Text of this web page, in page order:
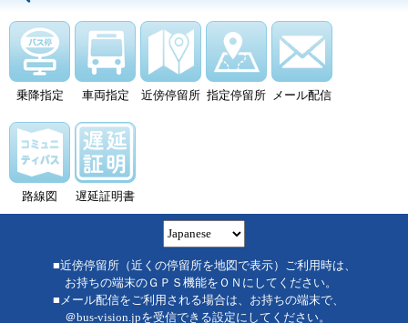
乗降指定 車両指定 近傍停留所 指定停留所 メール配信
路線図 遅延証明書
■近傍停留所（近くの停留所を地図で表示）ご利用時は、
お持ちの端末のＧＰＳ機能をＯＮにしてください。
■メール配信をご利用される場合は、お持ちの端末で、
＠bus-vision.jpを受信できる設定にしてください。